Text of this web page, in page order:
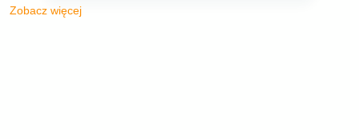
Zobacz więcej